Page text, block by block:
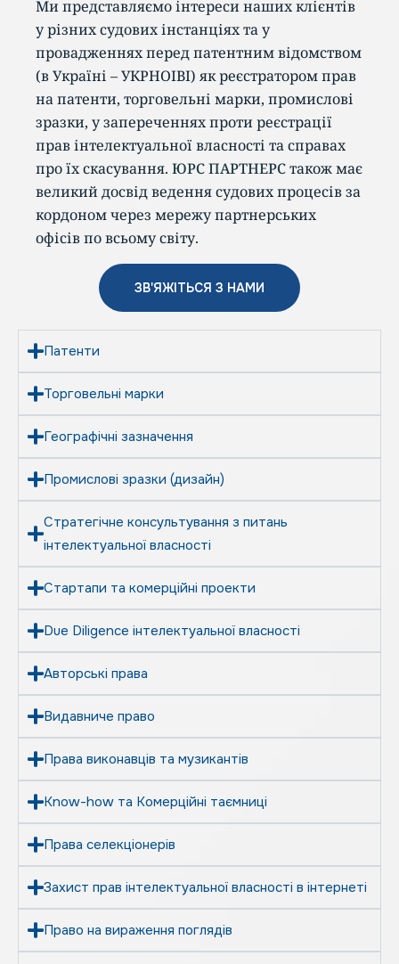
Ми представляємо інтереси наших клієнтів
у різних судових інстанціях та у
провадженнях перед патентним відомством
(в Україні – УКРНОІВІ) як реєстратором прав
на патенти, торговельні марки, промислові
зразки, у запереченнях проти реєстрації
прав інтелектуальної власності та справах
про їх скасування. ЮРС ПАРТНЕРСтакож має
великий досвід ведення судових процесів за
кордоном через мережу партнерських
офісів по всьому світу.
ЗВ'ЯЖІТЬСЯ З НАМИ
Патенти
Торговельні марки
Географічні зазначення
Промислові зразки (дизайн)
Стратегічне консультування з питань
інтелектуальної власності
Стартапи та комерційні проекти
Due Diligence інтелектуальної власності
Авторські права
Видавниче право
Права виконавців та музикантів
Know-how та Комерційні таємниці
Права селекціонерів
Захист прав інтелектуальної власності в інтернеті
Право на вираження поглядів